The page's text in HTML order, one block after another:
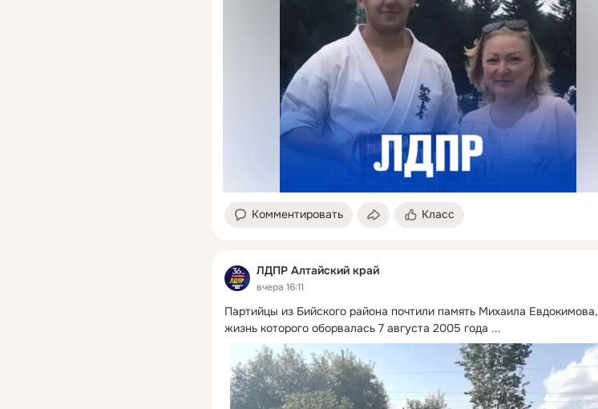
Комментировать Класс
ЛДПР Алтайский край
вчера 16:11
Партийцы из Бийского района почтили память Михаила Евдокимова,
жизнь которого оборвалась 7 августа 2005 года ...